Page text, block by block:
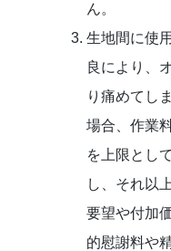
ん。
生地間に使
良により、
り痛めてし
場合、作業
を上限とし
し、それ以
要望や付加
的慰謝料や